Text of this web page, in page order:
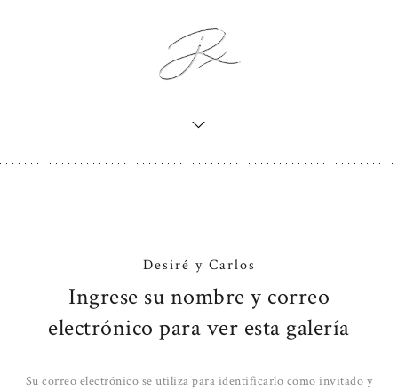
Desiré y Carlos
Ingrese su nombre y correo
electrónico para ver esta galería
Su correo electrónico se utiliza para identificarlo como invitado y